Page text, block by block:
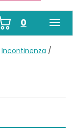
0prodotti
inseriti
Incontinenza /